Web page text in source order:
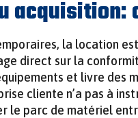
la location
direct sur la
et livre des
cliente n’a pas à
le parc de matériel